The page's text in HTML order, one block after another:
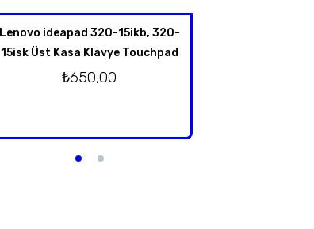
Lenovo ideapad 320-15ikb, 320-
15isk Üst Kasa Klavye Touchpad
₺650,00